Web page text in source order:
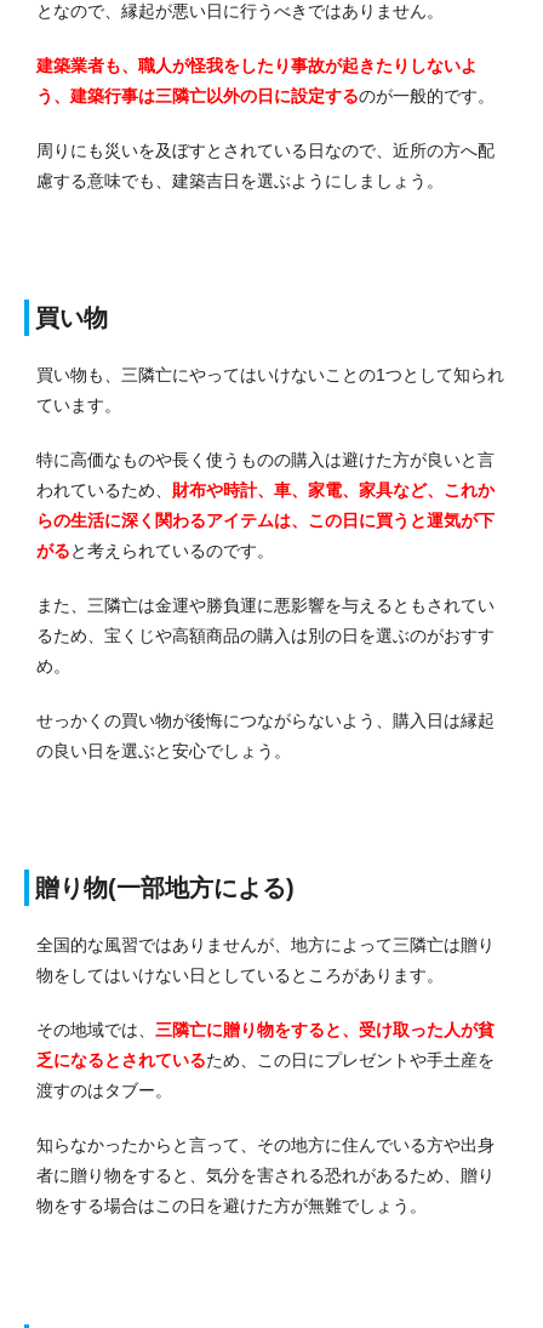
となので、縁起が悪い日に行うべきではありません。
建築業者も、職人が怪我をしたり事故が起きたりしないよ
う、建築行事は三隣亡以外の日に設定するのが一般的です。
周りにも災いを及ぼすとされている日なので、近所の方へ配
慮する意味でも、建築吉日を選ぶようにしましょう。
買い物
買い物も、三隣亡にやってはいけないことの1つとして知られ
ています。
特に高価なものや長く使うものの購入は避けた方が良いと言
われているため、 財布や時計、車、家電、家具など、これか
らの生活に深く関わるアイテムは、この日に買うと運気が下
がると考えられているのです。
また、三隣亡は金運や勝負運に悪影響を与えるともされてい
るため、宝くじや高額商品の購入は別の日を選ぶのがおすす
め。
せっかくの買い物が後悔につながらないよう、購入日は縁起
の良い日を選ぶと安心でしょう。
贈り物(一部地方による)
全国的な風習ではありませんが、地方によって三隣亡は贈り
物をしてはいけない日としているところがあります。
その地域では、 三隣亡に贈り物をすると、受け取った人が貧
乏になるとされているため、この日にプレゼントや手土産を
渡すのはタブー。
知らなかったからと言って、その地方に住んでいる方や出身
者に贈り物をすると、気分を害される恐れがあるため、贈り
物をする場合はこの日を避けた方が無難でしょう。